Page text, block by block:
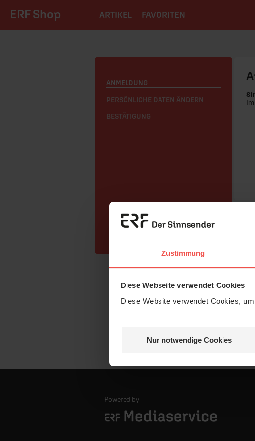
Zustimmung
Diese Webseite verwendet Cookies
Diese Website verwendet Cookies,
Nur notwendige Cookies
ERF Shop ARTIKEL FAVORITEN
ANMELDUNG
PERSÖNLICHE DATEN ÄNDERN
BESTÄTIGUNG
Powered by